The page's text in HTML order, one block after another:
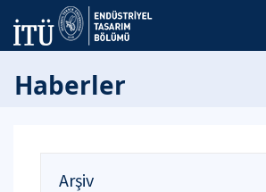
Haberler
Arşiv